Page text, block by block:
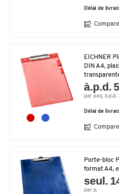
Délai de
EICHNER
DIN A4,
à.p.d.
par paq. à.p.d.
Délai de
Porte-bloc
format A4,
seul.
par p.